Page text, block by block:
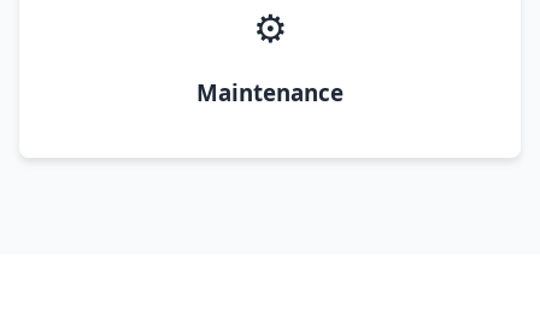
⚙️
Maintenance